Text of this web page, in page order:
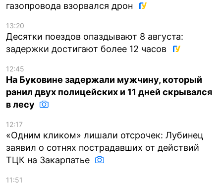
газопровода взорвался дрон
13:20
Десятки поездов опаздывают 8 августа:
задержки достигают более 12 часов
12:45
На Буковине задержали мужчину, который
ранил двух полицейских и 11 дней скрывался
в лесу
12:17
«Одним кликом» лишали отсрочек: Лубинец
заявил о сотнях пострадавших от действий
ТЦК на Закарпатье
11:51